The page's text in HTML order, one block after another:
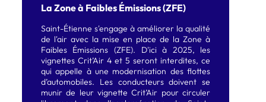
La Zone à Faibles Émissions (ZFE)
Saint-Étienne s'engage à améliorer la qualité
de l'air avec la mise en place de la Zone à
Faibles Émissions (ZFE). D'ici à 2025, les
vignettes Crit’Air 4 et 5 seront interdites, ce
qui appelle à une modernisation des flottes
d’automobiles. Les conducteurs doivent se
munir de leur vignette Crit’Air pour circuler